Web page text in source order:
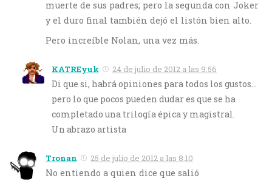
muerte de sus padres; pero la segunda con Joker
y el duro final también dejó el listón bien alto.
Pero increíble Nolan, una vez más.
KATREyuk 24 de julio de 2012 a las 9:56
Di que si, habrá opiniones para todos los gustos…
pero lo que pocos pueden dudar es que se ha
completado una trilogía épica y magistral.
Un abrazo artista
Tronan 25 de julio de 2012 a las 8:10
No entiendo a quien dice que salió